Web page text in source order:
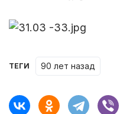
ТЕГИ 90 лет назад